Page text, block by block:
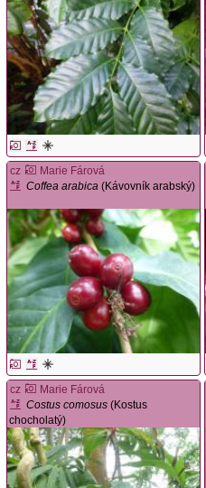
cz
Marie Fárová
Coffea arabica (Kávovník arabský)
cz
Marie Fárová
Costus comosus (Kostus
chocholatý)